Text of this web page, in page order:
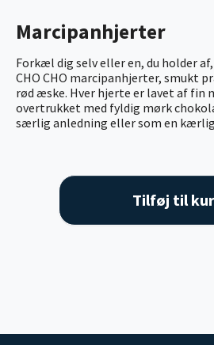
Marcipanhjerter
Forkæl dig selv eller en, du holder
CHO CHO marcipanhjerter, smukt
rød æske. Hver hjerte er lavet af fin
overtrukket med fyldig mørk
særlig anledning eller som en kærlig
Tilføj til